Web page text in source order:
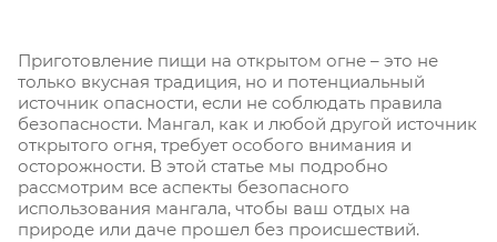
Приготовление пищи на открытом огне – это не
только вкусная традиция, но и потенциальный
источник опасности, если не соблюдать правила
безопасности. Мангал, как и любой другой источник
открытого огня, требует особого внимания и
осторожности. В этой статье мы подробно
рассмотрим все аспекты безопасного
использования мангала, чтобы ваш отдых на
природе или даче прошел без происшествий.